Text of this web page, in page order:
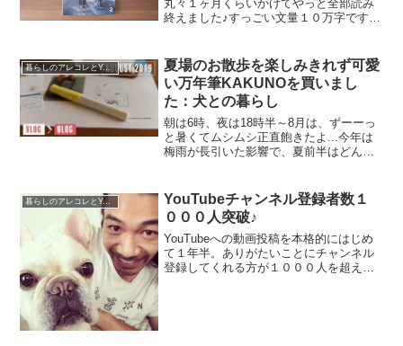
丸々１ヶ月くらいかけてやっと全部読み
終えました♪すっごい文量１０万字です
特典：小冊子「あふれたこと」に鳥肌た
ったこちらでお伝えしてるの...
暮らしのアレコレとYouTube運営
夏場のお散歩を楽しみきれず可愛
い万年筆KAKUNOを買いまし
た：犬との暮らし
朝は6時、夜は18時半～8月は、ずーーっ
と暑くてムシムシ正直飽きたよ...今年は
梅雨が長引いた影響で、夏前半はどんよ
のに8月入って暑さも本格的になったら、
もぉ最悪！昼間...
暮らしのアレコレとYouTube運営
YouTubeチャンネル登録者数１
０００人突破♪
YouTubeへの動画投稿を本格的にはじめ
て１年半。ありがたいことにチャンネル
登録してくれる方が１０００人を超える